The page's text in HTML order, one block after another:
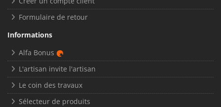
Formulaire de retour
Informations
Alfa Bonus
L'artisan invite l'artisan
Le coin des travaux
Sélecteur de produits